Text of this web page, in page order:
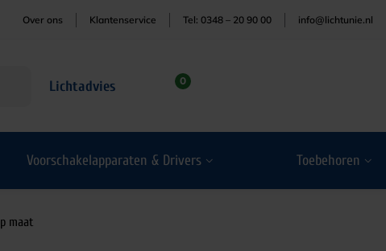
Over ons Klantenservice Tel: 0348 – 20 90 00 info@lichtunie.nl
Lichtadvies 0
Voorschakelapparaten & Drivers Toebehoren
maat